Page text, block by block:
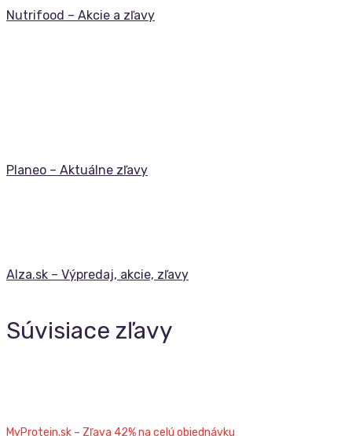
Nutrifood – Akcie a zľavy
Planeo – Aktuálne zľavy
Alza.sk – Výpredaj, akcie, zľavy
Súvisiace zľavy
MyProtein.sk – Zľava 42% na celú objednávku